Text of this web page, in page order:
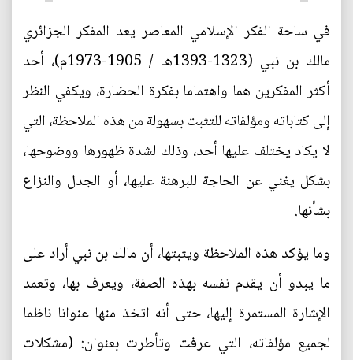
في ساحة الفكر الإسلامي المعاصر يعد المفكر الجزائري
مالك بن نبي (1323-1393هـ / 1905-1973م)، أحد
أكثر المفكرين هما واهتماما بفكرة الحضارة، ويكفي النظر
إلى كتاباته ومؤلفاته للتثبت بسهولة من هذه الملاحظة، التي
لا يكاد يختلف عليها أحد، وذلك لشدة ظهورها ووضوحها،
بشكل يغني عن الحاجة للبرهنة عليها، أو الجدل والنزاع
بشأنها.
وما يؤكد هذه الملاحظة ويثبتها، أن مالك بن نبي أراد على
ما يبدو أن يقدم نفسه بهذه الصفة، ويعرف بها، وتعمد
الإشارة المستمرة إليها، حتى أنه اتخذ منها عنوانا ناظما
لجميع مؤلفاته، التي عرفت وتأطرت بعنوان: (مشكلات